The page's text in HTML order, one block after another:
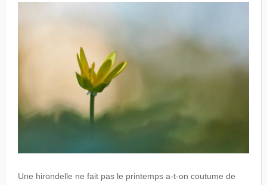
Une hirondelle ne fait pas le printemps a-t-on coutume de